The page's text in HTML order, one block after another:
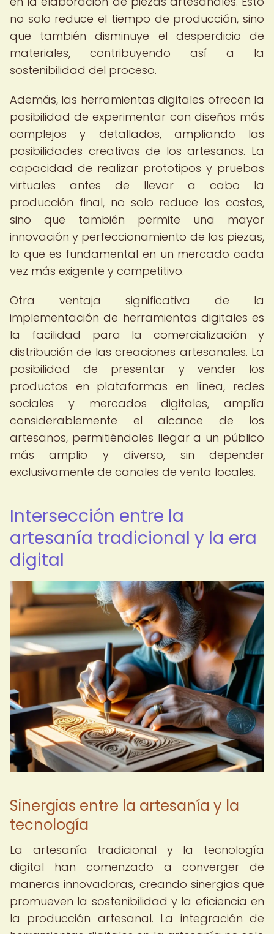
no solo reduce el tiempo de producción, sino
que también disminuye el desperdicio de
materiales, contribuyendo así a la
sostenibilidad del proceso.
Además, las herramientas digitales ofrecen la
posibilidad de experimentar con diseños más
complejos y detallados, ampliando las
posibilidades creativas de los artesanos. La
capacidad de realizar prototipos y pruebas
virtuales antes de llevar a cabo la
producción final, no solo reduce los costos,
sino que también permite una mayor
innovación y perfeccionamiento de las piezas,
lo que es fundamental en un mercado cada
vez más exigente y competitivo.
Otra ventaja significativa de la
implementación de herramientas digitales es
la facilidad para la comercialización y
distribución de las creaciones artesanales. La
posibilidad de presentar y vender los
productos en plataformas en línea, redes
sociales y mercados digitales, amplía
considerablemente el alcance de los
artesanos, permitiéndoles llegar a un público
más amplio y diverso, sin depender
exclusivamente de canales de venta locales.
Intersección entre la
artesanía tradicional y la era
digital
Sinergias entre la artesanía y la
tecnología
La artesanía tradicional y la tecnología
digital han comenzado a converger de
maneras innovadoras, creando sinergias que
promueven la sostenibilidad y la eficiencia en
la producción artesanal. La integración de